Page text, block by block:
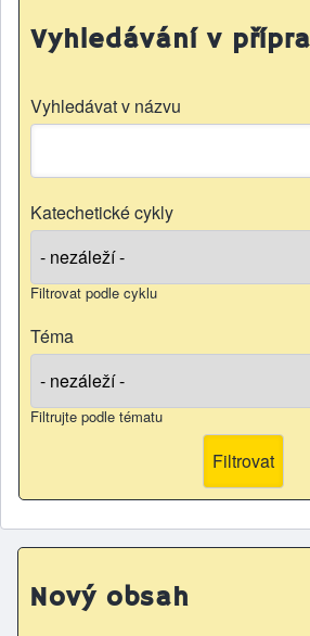
Vyhledávání v
Vyhledávat v názvu
Katechetické cykly
Filtrovat podle cyklu
Téma
Filtrujte podle tématu
Nový obsah